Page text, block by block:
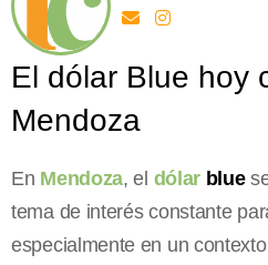
El dólar Blue hoy
Mendoza
En Mendoza, el dólar blue
tema de interés constante
especialmente en un